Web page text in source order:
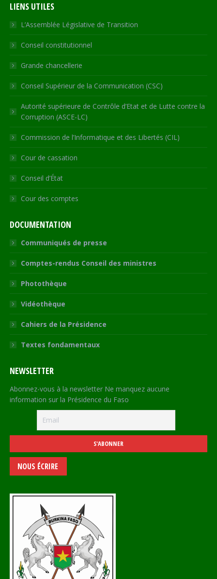
opens
in
new
window
opens
in
new
window
opens
in
new
window
in
new
window
opens
in
new
LIENS UTILES
L’Assemblée Législative de Transition
Conseil constitutionnel
Grande chancellerie
Conseil Supérieur de la Communication (CSC)
Autorité supérieure de Contrôle d’Etat et de Lutte contre la
Corruption (ASCE-LC)
Commission de l’Informatique et des Libertés (CIL)
Cour de cassation
Conseil d’État
Cour des comptes
DOCUMENTATION
Communiqués de presse
Comptes-rendus Conseil des ministres
Photothèque
Vidéothèque
Cahiers de la Présidence
Textes fondamentaux
NEWSLETTER
Abonnez-vous à la newsletter Ne manquez aucune
information sur la Présidence du Faso
NOUS ÉCRIRE